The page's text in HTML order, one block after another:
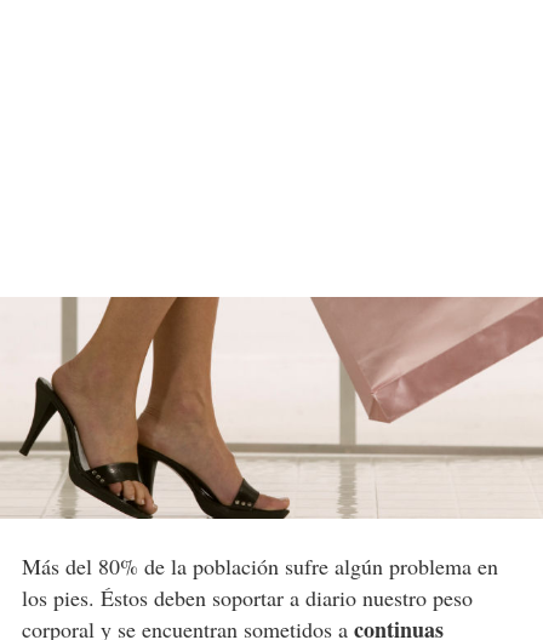
Más del 80% de la población sufre algún problema en
los pies. Éstos deben soportar a diario nuestro peso
corporal y se encuentran sometidos a continuas